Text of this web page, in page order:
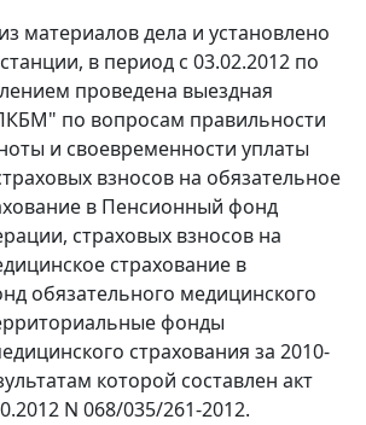
материалов дела и установлено
в период с 03.02.2012 по
проведена выездная
по вопросам правильности
и своевременности уплаты
взносов на обязательное
в Пенсионный фонд
страховых взносов на
страхование в
обязательного медицинского
фонды
страхования за 2010-
которой составлен акт
N 068/035/261-2012.